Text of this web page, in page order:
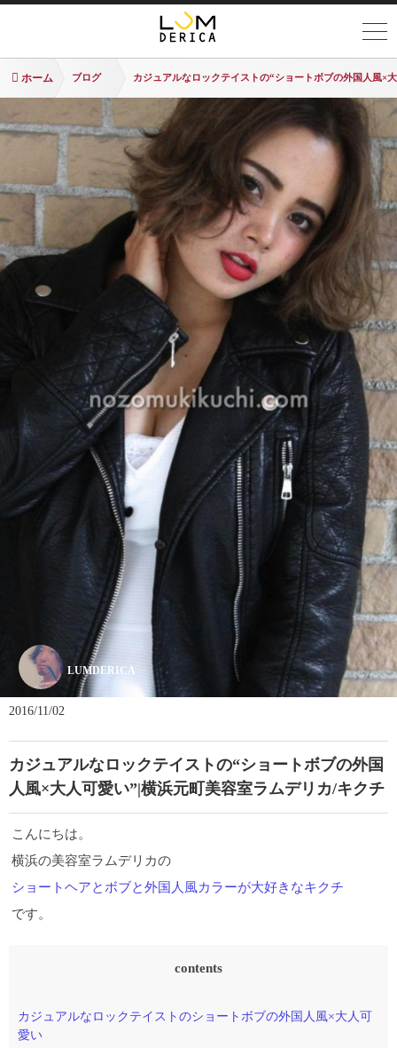
ホーム ブログ カジュアルなロックテイストの“ショートボブの外国人風×
LUMDERICA
2016/11/02
カジュアルなロックテイストの“ショートボブの外国
人風×大人可愛い”|横浜元町美容室ラムデリカ/キクチ
こんにちは。
横浜の美容室ラムデリカの
ショートヘアとボブと外国人風カラーが大好きなキクチ
です。
contents
カジュアルなロックテイストのショートボブの外国人風×大人可
愛い